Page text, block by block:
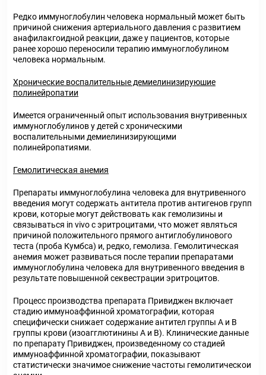
Редко иммуноглобулин человека нормальный может быть
причиной снижения артериального давления с развитием
анафилакгоидной реакции, даже у пациентов, которые
ранее хорошо переносили терапию иммуноглобулином
человека нормальным.
Хронические воспалительные демиелинизируюшие
полинейропатии
Имеется ограниченный опыт использования внутривенных
иммуноглобулинов у детей с хроническими
воспалительными демиелинизирующими
полинейропатиями.
Гемолитическая анемия
Препараты иммуноглобулина человека для внутривенного
введения могут содержать антитела против антигенов групп
крови, которые могут действовать как гемолизины и
связываться in vivo с эритроцитами, что может являться
причиной положительного прямого антиглобулинового
теста (проба Кумбса) и, редко, гемолиза. Гемолитическая
анемия может развиваться после терапии препаратами
иммуноглобулина человека для внутривенного введения в
результате повышенной секвестрации эритроцитов.
Процесс производства препарата Привиджен включает
стадию иммуноаффинной хроматографии, которая
специфически снижает содержание антител группы А и В
группы крови (изоагглютинины А и В). Клинические данные
по препарату Привиджен, произведенному со стадией
иммуноаффинной хроматографии, показывают
статистически значимое снижение частоты гемолитическои